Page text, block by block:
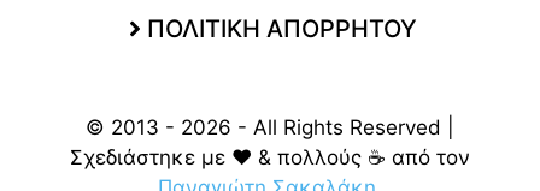
ΠΟΛΙΤΙΚΗ ΑΠΟΡΡΗΤΟΥ
© 2013 - 2026 - All Rights Reserved |
Σχεδιάστηκε με ❤️ & πολλούς ☕ από τον